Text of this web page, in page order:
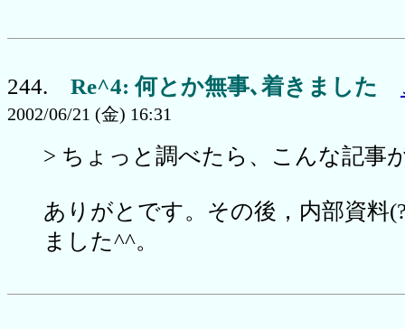
244. Re^4: 何とか無事､着きました
2002/06/21 (金) 16:31
> ちょっと調べたら、こんな記事
ありがとです。その後，内部資料
ました^^。